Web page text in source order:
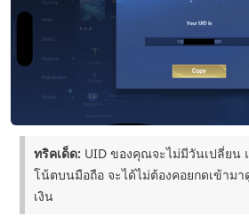
ทริคเด็ด: UID ของคุณจะไม่มีวันเปลี่ยน
โน้ตบนมือถือ จะได้ไม่ต้องคอยกดเข้ามา
เงิน